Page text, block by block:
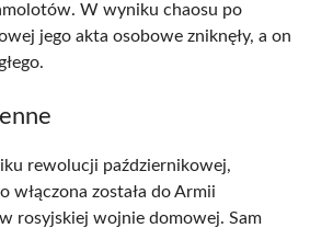
W wyniku chaosu po
jego akta osobowe zniknęły, a on
rewolucji październikowej,
włączona została do Armii
rosyjskiej wojnie domowej. Sam